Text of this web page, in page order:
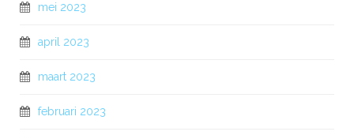
mei 2023
april 2023
maart 2023
februari 2023